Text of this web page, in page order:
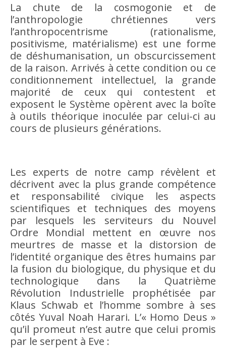
La chute de la cosmogonie et de
l’anthropologie chrétiennes vers
l’anthropocentrisme (rationalisme,
positivisme, matérialisme) est une forme
de déshumanisation, un obscurcissement
de la raison. Arrivés à cette condition ou ce
conditionnement intellectuel, la grande
majorité de ceux qui contestent et
exposent le Système opèrent avec la boîte
à outils théorique inoculée par celui-ci au
cours de plusieurs générations.
Les experts de notre camp révèlent et
décrivent avec la plus grande compétence
et responsabilité civique les aspects
scientifiques et techniques des moyens
par lesquels les serviteurs du Nouvel
Ordre Mondial mettent en œuvre nos
meurtres de masse et la distorsion de
l’identité organique des êtres humains par
la fusion du biologique, du physique et du
technologique dans la Quatrième
Révolution Industrielle prophétisée par
Klaus Schwab et l’homme sombre à ses
côtés Yuval Noah Harari. L’« Homo Deus »
qu’il promeut n’est autre que celui promis
par le serpent à Eve :